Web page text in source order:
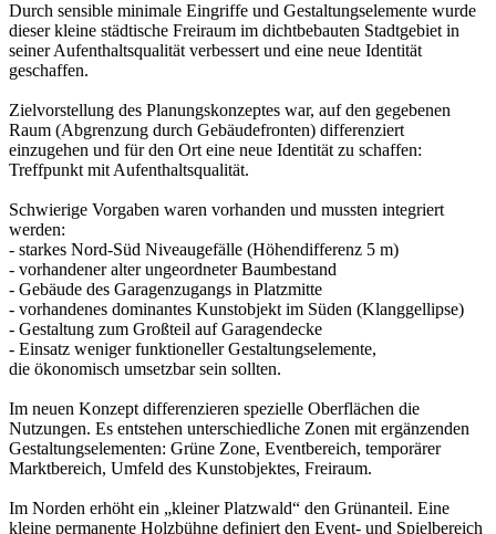
Durch sensible minimale Eingriffe und Gestaltungselemente wurde
dieser kleine städtische Freiraum im dichtbebauten Stadtgebiet in
seiner Aufenthaltsqualität verbessert und eine neue Identität
geschaffen.
Zielvorstellung des Planungskonzeptes war, auf den gegebenen
Raum (Abgrenzung durch Gebäudefronten) differenziert
einzugehen und für den Ort eine neue Identität zu schaffen:
Treffpunkt mit Aufenthaltsqualität.
Schwierige Vorgaben waren vorhanden und mussten integriert
werden:
- starkes Nord-Süd Niveaugefälle (Höhendifferenz 5 m)
- vorhandener alter ungeordneter Baumbestand
- Gebäude des Garagenzugangs in Platzmitte
- vorhandenes dominantes Kunstobjekt im Süden (Klanggellipse)
- Gestaltung zum Großteil auf Garagendecke
- Einsatz weniger funktioneller Gestaltungselemente,
die ökonomisch umsetzbar sein sollten.
Im neuen Konzept differenzieren spezielle Oberflächen die
Nutzungen. Es entstehen unterschiedliche Zonen mit ergänzenden
Gestaltungselementen: Grüne Zone, Eventbereich, temporärer
Marktbereich, Umfeld des Kunstobjektes, Freiraum.
Im Norden erhöht ein „kleiner Platzwald“ den Grünanteil. Eine
kleine permanente Holzbühne definiert den Event- und Spielbereich